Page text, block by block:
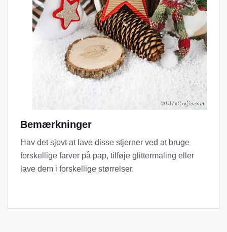
Bemærkninger
Hav det sjovt at lave disse stjerner ved at bruge
forskellige farver på pap, tilføje glittermaling eller
lave dem i forskellige størrelser.